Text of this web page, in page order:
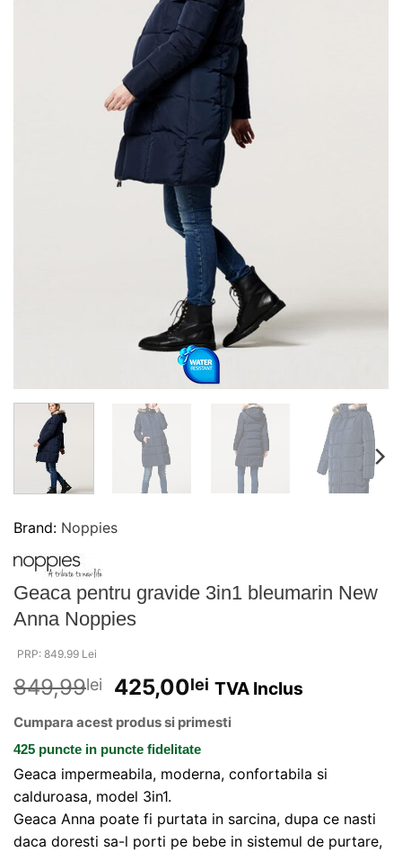
Brand: Noppies
Geaca pentru gravide 3in1 bleumarin New
Anna Noppies
PRP: 849.99 Lei
849,99lei 425,00lei TVA Inclus
Cumpara acest produs si primesti
425 puncte in puncte fidelitate
Geaca impermeabila, moderna, confortabila si
calduroasa, model 3in1.
Geaca Anna poate fi purtata in sarcina, dupa ce nasti
daca doresti sa-l porti pe bebe in sistemul de purtare,